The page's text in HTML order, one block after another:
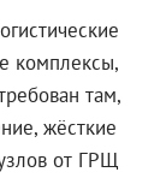
комплексы,
там,
жёсткие
от ГРЩ